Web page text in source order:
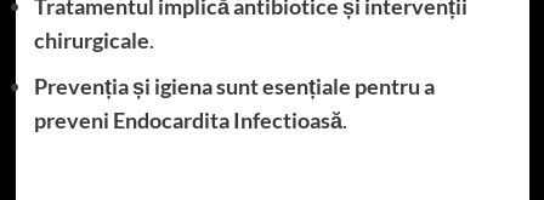
Tratamentul implică antibiotice și intervenții
chirurgicale.
Prevenția și igiena sunt esențiale pentru a
preveni Endocardita Infectioasă.